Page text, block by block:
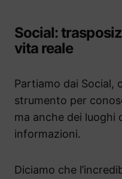
Social:
vita reale
Partiamo dai Social,
strumento per
ma anche dei luoghi
informazioni.
Diciamo che